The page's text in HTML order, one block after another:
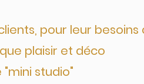
pour leur besoins
plaisir et déco
"mini studio"